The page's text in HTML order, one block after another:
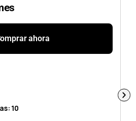
ahora
10